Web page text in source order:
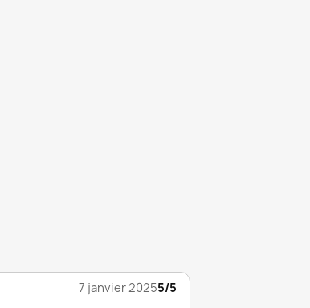
7 janvier 20255/5